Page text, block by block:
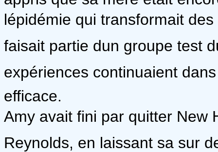
lépidémie qui transformait
faisait partie dun groupe test
expériences continuaient
efficace.
Amy avait fini par quitter New
Reynolds, en laissant sa sur